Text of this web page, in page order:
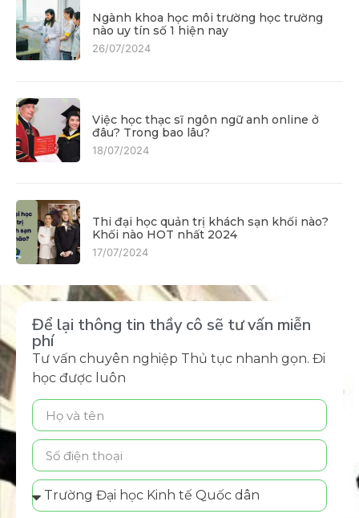
Ngành khoa học môi trường học trường
nào uy tín số 1 hiện nay
26/07/2024
Việc học thạc sĩ ngôn ngữ anh online ở
đâu? Trong bao lâu?
18/07/2024
Thi đại học quản trị khách sạn khối nào?
Khối nào HOT nhất 2024
17/07/2024
Để lại thông tin thầy cô sẽ tư vấn miễn
phí
Tư vấn chuyên nghiệp Thủ tục nhanh gọn. Đi
học được luôn